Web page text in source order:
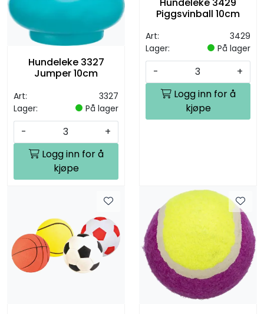
Hundeleke 3327
Jumper 10cm
Art:
3327
Lager:
På lager
-
+
Logg inn for å
kjøpe
Piggsvinball 10cm
Art:
3429
Lager:
På lager
-
+
Logg inn for å
kjøpe